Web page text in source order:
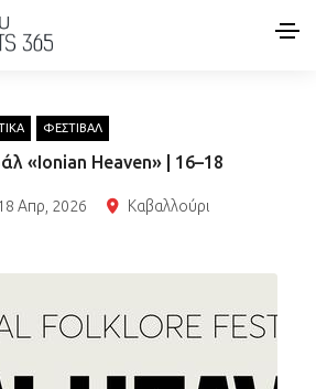
ΦΕΣΤΙΒΑΛ
«Ionian Heaven» | 16–18
Απρ, 2026 Καβαλλούρι